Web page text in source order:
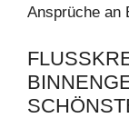
Ansprüche an